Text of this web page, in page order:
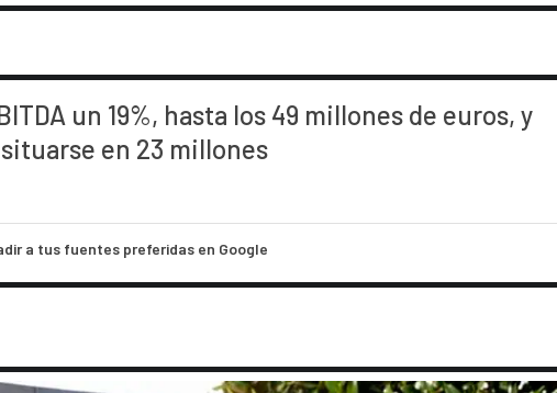
un 19%, hasta los 49 millones de euros, y
situarse en 23 millones
a tus fuentes preferidas en Google